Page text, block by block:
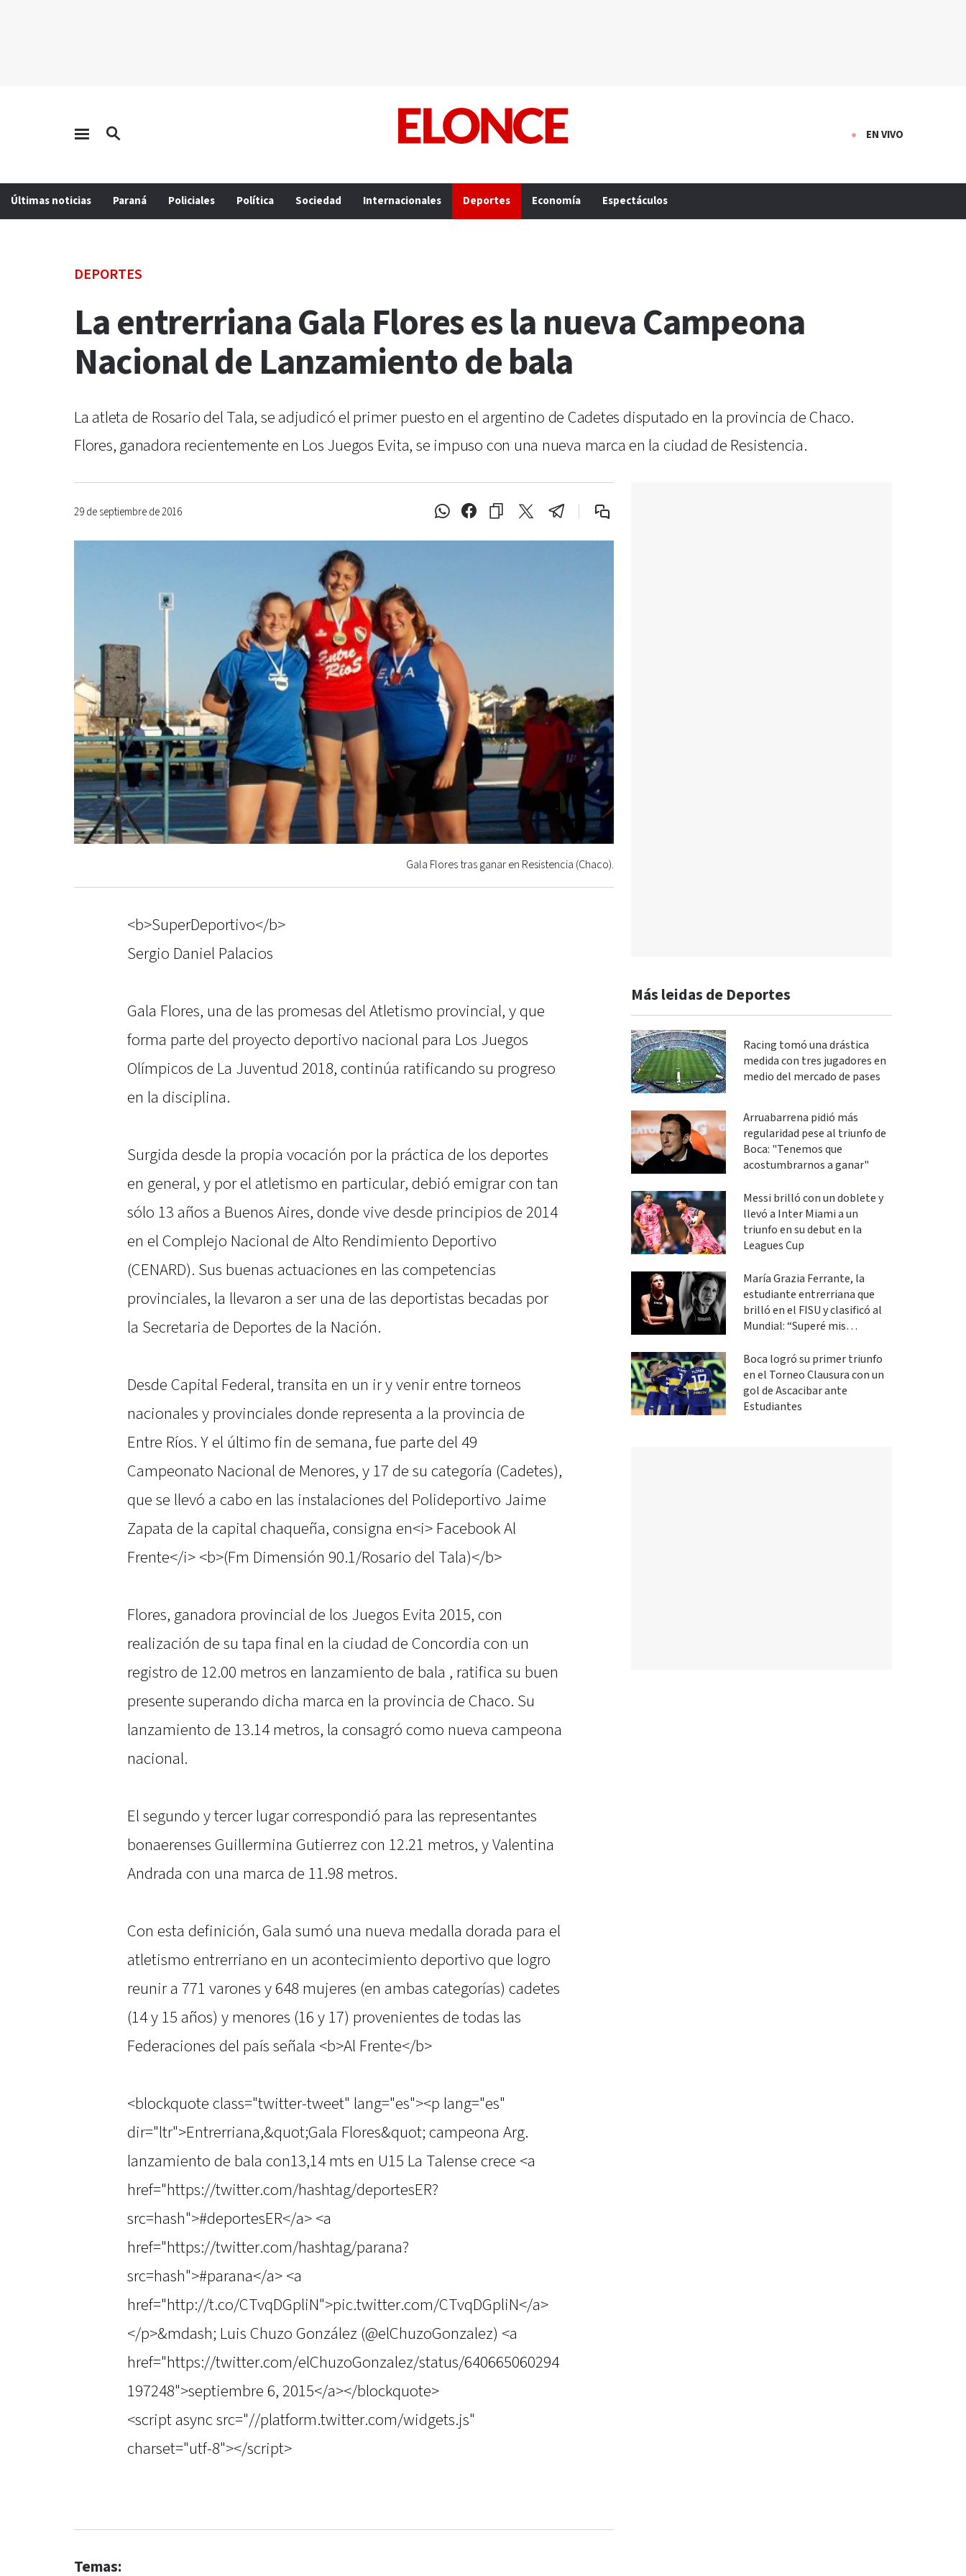
EN VIVO
Últimas noticias Paraná Policiales Política Sociedad Internacionales Deportes Economía Espectáculos
DEPORTES
La entrerriana Gala Flores es la nueva Campeona
Nacional de Lanzamiento de bala
La atleta de Rosario del Tala, se adjudicó el primer puesto en el argentino de Cadetes disputado en la provincia de Chaco.
Flores, ganadora recientemente en Los Juegos Evita, se impuso con una nueva marca en la ciudad de Resistencia.
29 de septiembre de 2016
Gala Flores tras ganar en Resistencia (Chaco).
<b>SuperDeportivo</b>
Sergio Daniel Palacios
Gala Flores, una de las promesas del Atletismo provincial, y que
forma parte del proyecto deportivo nacional para Los Juegos
Olímpicos de La Juventud 2018, continúa ratificando su progreso
en la disciplina.
Surgida desde la propia vocación por la práctica de los deportes
en general, y por el atletismo en particular, debió emigrar con tan
sólo 13 años a Buenos Aires, donde vive desde principios de 2014
en el Complejo Nacional de Alto Rendimiento Deportivo
(CENARD). Sus buenas actuaciones en las competencias
provinciales, la llevaron a ser una de las deportistas becadas por
la Secretaria de Deportes de la Nación.
Desde Capital Federal, transita en un ir y venir entre torneos
nacionales y provinciales donde representa a la provincia de
Entre Ríos. Y el último fin de semana, fue parte del 49
Campeonato Nacional de Menores, y 17 de su categoría (Cadetes),
que se llevó a cabo en las instalaciones del Polideportivo Jaime
Zapata de la capital chaqueña, consigna en<i> Facebook Al
Frente</i> <b>(Fm Dimensión 90.1/Rosario del Tala)</b>
Flores, ganadora provincial de los Juegos Evita 2015, con
realización de su tapa final en la ciudad de Concordia con un
registro de 12.00 metros en lanzamiento de bala , ratifica su buen
presente superando dicha marca en la provincia de Chaco. Su
lanzamiento de 13.14 metros, la consagró como nueva campeona
nacional.
El segundo y tercer lugar correspondió para las representantes
bonaerenses Guillermina Gutierrez con 12.21 metros, y Valentina
Andrada con una marca de 11.98 metros.
Con esta definición, Gala sumó una nueva medalla dorada para el
atletismo entrerriano en un acontecimiento deportivo que logro
reunir a 771 varones y 648 mujeres (en ambas categorías) cadetes
(14 y 15 años) y menores (16 y 17) provenientes de todas las
Federaciones del país señala <b>Al Frente</b>
<blockquote class="twitter-tweet" lang="es"><p lang="es"
dir="ltr">Entrerriana,&quot;Gala Flores&quot; campeona Arg.
lanzamiento de bala con13,14 mts en U15 La Talense crece <a
href="https://twitter.com/hashtag/deportesER?
src=hash">#deportesER</a> <a
href="https://twitter.com/hashtag/parana?
src=hash">#parana</a> <a
href="http://t.co/CTvqDGpliN">pic.twitter.com/CTvqDGpliN</a>
</p>&mdash; Luis Chuzo González (@elChuzoGonzalez) <a
href="https://twitter.com/elChuzoGonzalez/status/640665060294
197248">septiembre 6, 2015</a></blockquote>
<script async src="//platform.twitter.com/widgets.js"
charset="utf-8"></script>
Temas:
Más leidas de Deportes
Racing tomó una drástica
medida con tres jugadores en
medio del mercado de pases
Arruabarrena pidió más
regularidad pese al triunfo de
Boca: "Tenemos que
acostumbrarnos a ganar"
Messi brilló con un doblete y
llevó a Inter Miami a un
triunfo en su debut en la
Leagues Cup
María Grazia Ferrante, la
estudiante entrerriana que
brilló en el FISU y clasificó al
Mundial: “Superé mis
Boca logró su primer triunfo
en el Torneo Clausura con un
gol de Ascacibar ante
Estudiantes